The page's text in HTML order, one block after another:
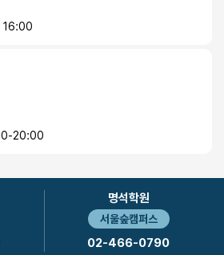
16:00
20:00
명석학원
서울숲캠퍼스
02-466-0790